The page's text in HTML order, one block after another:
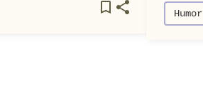
Humor